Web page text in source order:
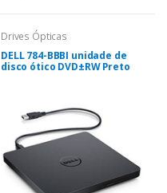
Drives Ópticas
DELL 784-BBBI unidade de
disco ótico DVD±RW Preto